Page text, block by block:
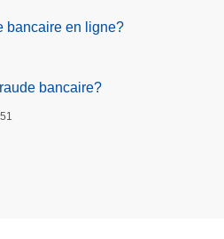
bancaire en ligne?
bancaire?